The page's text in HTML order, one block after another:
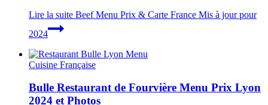
Lire la suite Beef Menu Prix & Carte France Mis à jour pour
2024
Cuisine Française
Bulle Restaurant de Fourvière Menu Prix Lyon
2024 et Photos